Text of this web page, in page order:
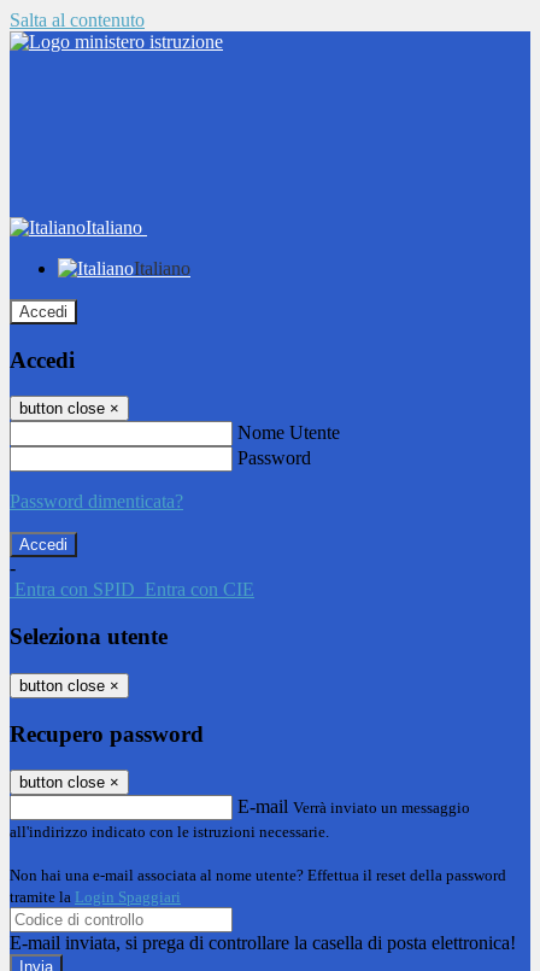
Salta al contenuto
Italiano
Italiano
Accedi
Accedi
button close ×
Nome Utente
Password
Password dimenticata?
-
Entra con SPID Entra con CIE
Seleziona utente
button close ×
Recupero password
button close ×
E-mail Verrà inviato un messaggio
all'indirizzo indicato con le istruzioni necessarie.
Non hai una e-mail associata al nome utente? Effettua il reset della password
tramite la Login Spaggiari
E-mail inviata, si prega di controllare la casella di posta elettronica!